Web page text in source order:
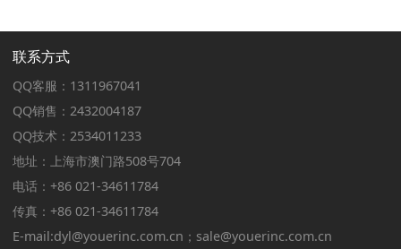
联系方式
QQ客服：1311967041
QQ销售：2432004187
QQ技术：2534011233
地址：上海市澳门路508号704
电话：+86 021-34611784
传真：+86 021-34611784
E-mail:dyl@youerinc.com.cn；sale@youerinc.com.cn